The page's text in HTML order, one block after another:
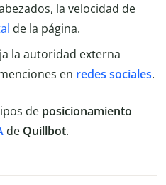
la velocidad de
de la página.
la autoridad externa
en redes sociales.
de posicionamiento
de Quillbot.